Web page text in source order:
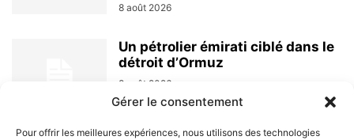
Gérer le consentement
Pour offrir les meilleures expériences, nous utilisons des technologies
8 août 2026
Un pétrolier émirati ciblé dans le
détroit d’Ormuz
8 août 2026